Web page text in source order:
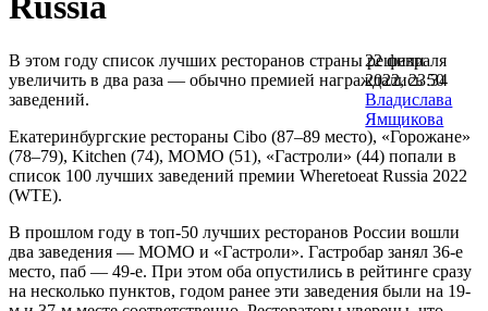
22 февраля
2022, 23:34
Владислава
Ямщикова
В этом году список лучших ресторанов страны решили
увеличить в два раза — обычно премией награждались 50
заведений.
Екатеринбургские рестораны Cibo (87–89 место), «Горожане»
(78–79), Kitchen (74), MOMO (51), «Гастроли» (44) попали в
список 100 лучших заведений премии Wheretoeat Russia 2022
(WTE).
В прошлом году в топ-50 лучших ресторанов России вошли
два заведения — MOMO и «Гастроли». Гастробар занял 36-е
место, паб — 49-е. При этом оба опустились в рейтинге сразу
на несколько пунктов, годом ранее эти заведения были на 19-